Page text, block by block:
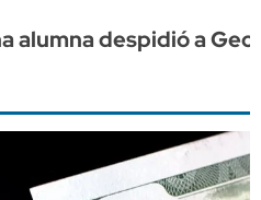
alumna despidió a